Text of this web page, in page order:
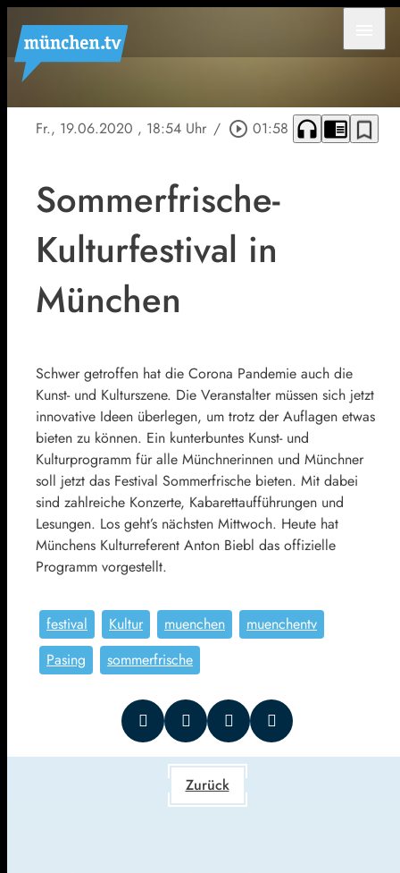
Fr., 19.06.2020 , 18:54 Uhr / play_circle_outline 01:58 headphones chrome_reader_mode bookmark_border
Sommerfrische-
Kulturfestival in
München
Schwer getroffen hat die Corona Pandemie auch die
Kunst- und Kulturszene. Die Veranstalter müssen sich jetzt
innovative Ideen überlegen, um trotz der Auflagen etwas
bieten zu können. Ein kunterbuntes Kunst- und
Kulturprogramm für alle Münchnerinnen und Münchner
soll jetzt das Festival Sommerfrische bieten. Mit dabei
sind zahlreiche Konzerte, Kabarettaufführungen und
Lesungen. Los geht’s nächsten Mittwoch. Heute hat
Münchens Kulturreferent Anton Biebl das offizielle
Programm vorgestellt.
festival Kultur muenchen
muenchentv
Pasing
sommerfrische
Zurück